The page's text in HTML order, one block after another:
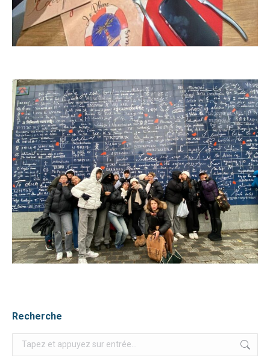
Recherche
Recherche
: